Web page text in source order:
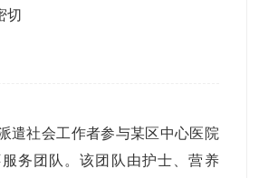
切
遣社会工作者参与某区中心医院
务团队。该团队由护士、营养